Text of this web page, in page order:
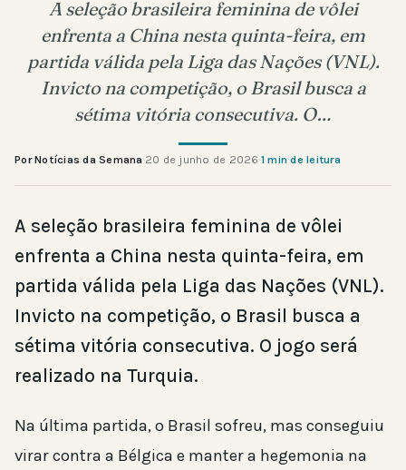
A seleção brasileira feminina de vôlei
enfrenta a China nesta quinta-feira, em
partida válida pela Liga das Nações (VNL).
Invicto na competição, o Brasil busca a
sétima vitória consecutiva. O…
Por Notícias da Semana·20 de junho de 2026·1 min de leitura
A seleção brasileira feminina de vôlei
enfrenta a China nesta quinta-feira, em
partida válida pela Liga das Nações (VNL).
Invicto na competição, o Brasil busca a
sétima vitória consecutiva. O jogo será
realizado na Turquia.
Na última partida, o Brasil sofreu, mas conseguiu
virar contra a Bélgica e manter a hegemonia na